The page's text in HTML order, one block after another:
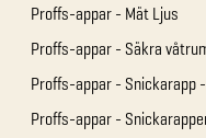
Proffs-appar - Mät Ljus
Proffs-appar - Säkra
Proffs-appar - Snickarapp
Proffs-appar -